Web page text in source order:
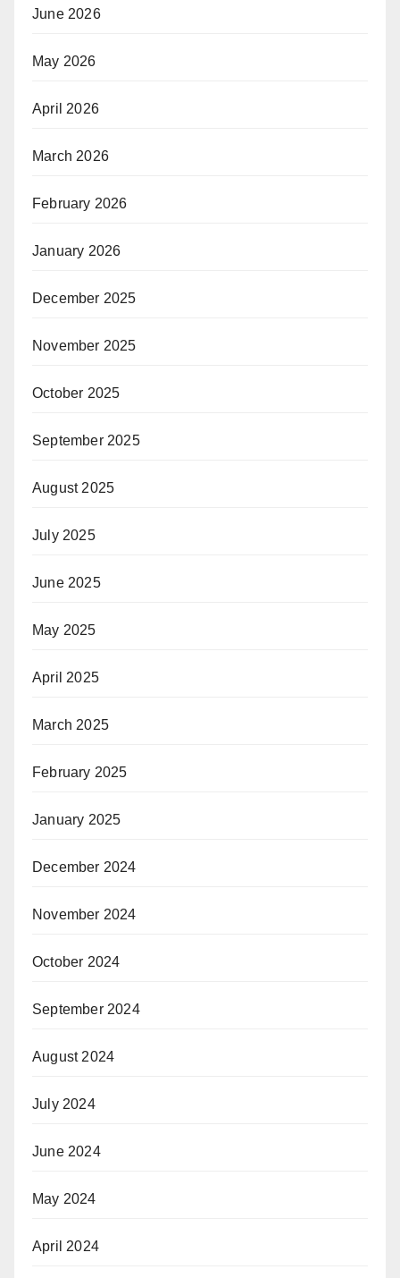
June 2026
May 2026
April 2026
March 2026
February 2026
January 2026
December 2025
November 2025
October 2025
September 2025
August 2025
July 2025
June 2025
May 2025
April 2025
March 2025
February 2025
January 2025
December 2024
November 2024
October 2024
September 2024
August 2024
July 2024
June 2024
May 2024
April 2024